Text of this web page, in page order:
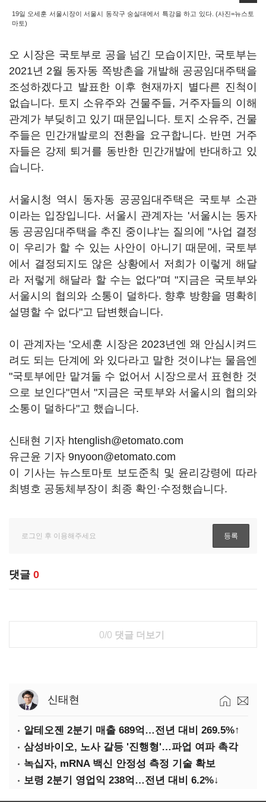
19일 오세훈 서울시장이 서울시 동작구 숭실대에서 특강을 하고 있다. (사진=뉴스토
마토)
오 시장은 국토부로 공을 넘긴 모습이지만, 국토부는
2021년 2월 동자동 쪽방촌을 개발해 공공임대주택을
조성하겠다고 발표한 이후 현재까지 별다른 진척이
없습니다. 토지 소유주와 건물주들, 거주자들의 이해
관계가 부딪히고 있기 때문입니다. 토지 소유주, 건물
주들은 민간개발로의 전환을 요구합니다. 반면 거주
자들은 강제 퇴거를 동반한 민간개발에 반대하고 있
습니다.
서울시청 역시 동자동 공공임대주택은 국토부 소관
이라는 입장입니다. 서울시 관계자는 '서울시는 동자
동 공공임대주택을 추진 중이냐'는 질의에 "사업 결정
이 우리가 할 수 있는 사안이 아니기 때문에, 국토부
에서 결정되지도 않은 상황에서 저희가 이렇게 해달
라 저렇게 해달라 할 수는 없다"며 "지금은 국토부와
서울시의 협의와 소통이 덜하다. 향후 방향을 명확히
설명할 수 없다"고 답변했습니다.
이 관계자는 '오세훈 시장은 2023년엔 왜 안심시켜드
려도 되는 단계에 와 있다라고 말한 것이냐'는 물음엔
"국토부에만 맡겨둘 수 없어서 시장으로서 표현한 것
으로 보인다"면서 "지금은 국토부와 서울시의 협의와
소통이 덜하다"고 했습니다.
신태현 기자 htenglish@etomato.com
유근윤 기자 9nyoon@etomato.com
이 기사는 뉴스토마토 보도준칙 및 윤리강령에 따라
최병호 공동체부장이 최종 확인·수정했습니다.
댓글 0
0/0 댓글 더보기
신태현
알테오젠 2분기 매출 689억…전년 대비 269.5%↑
삼성바이오, 노사 갈등 '진행형'…파업 여파 촉각
녹십자, mRNA 백신 안정성 측정 기술 확보
보령 2분기 영업익 238억…전년 대비 6.2%↓